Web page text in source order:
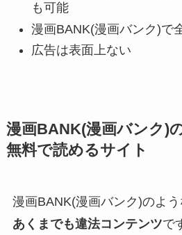
も可能
漫画BANK(漫画バンク)で
広告は表面上ない
漫画BANK(漫画バンク)
無料で読めるサイト
漫画BANK(漫画バンク)のよう
あくまでも違法コンテンツで